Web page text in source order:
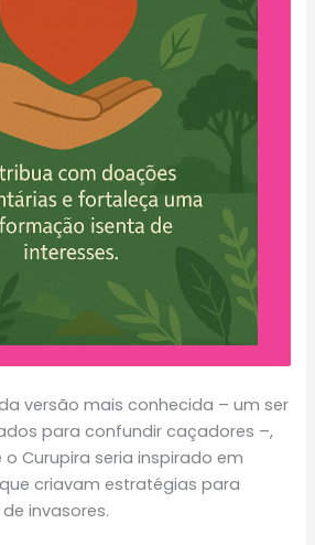
versão mais conhecida – um ser
para confundir caçadores –,
Curupira seria inspirado em
criavam estratégias para
invasores.